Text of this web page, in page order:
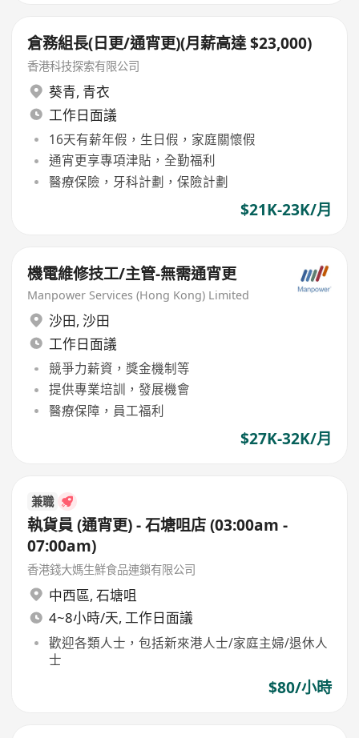
倉務組長(日更/通宵更)(月薪高達 $23,000)
香港科技探索有限公司
葵青, 青衣
工作日面議
16天有薪年假，生日假，家庭關懷假
通宵更享專項津貼，全勤福利
醫療保險，牙科計劃，保險計劃
$21K-23K/月
機電維修技工/主管-無需通宵更
Manpower Services (Hong Kong) Limited
沙田, 沙田
工作日面議
競爭力薪資，獎金機制等
提供專業培訓，發展機會
醫療保障，員工福利
$27K-32K/月
兼職
執貨員 (通宵更) - 石塘咀店 (03:00am -
07:00am)
香港錢大媽生鮮食品連鎖有限公司
中西區, 石塘咀
4~8小時/天, 工作日面議
歡迎各類人士，包括新來港人士/家庭主婦/退休人
士
$80/小時